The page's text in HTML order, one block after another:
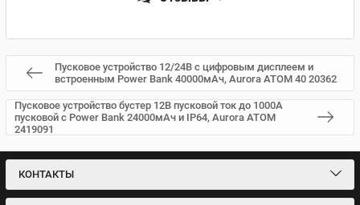
Пусковое устройство 12/24В с цифровым дисплеем и
встроенным Power Bank 40000мАч, Aurora ATOM 40 20362
Пусковое устройство бустер 12В пусковой ток до 1000А
пусковой с Power Bank 24000мАч и IP64, Aurora ATOM
2419091
КОНТАКТЫ